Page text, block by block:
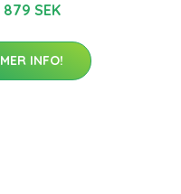
879 SEK
MER INFO!